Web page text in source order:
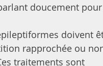
doucement
doivent
rapprochée ou
traitements sont